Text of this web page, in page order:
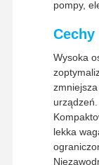
Strona
Główna
Sposoby
Metody
pompy,
Wysoka
urządzeń.
lekka